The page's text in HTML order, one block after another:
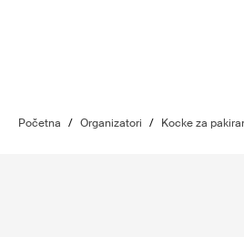
Početna / Organizatori / Kocke za